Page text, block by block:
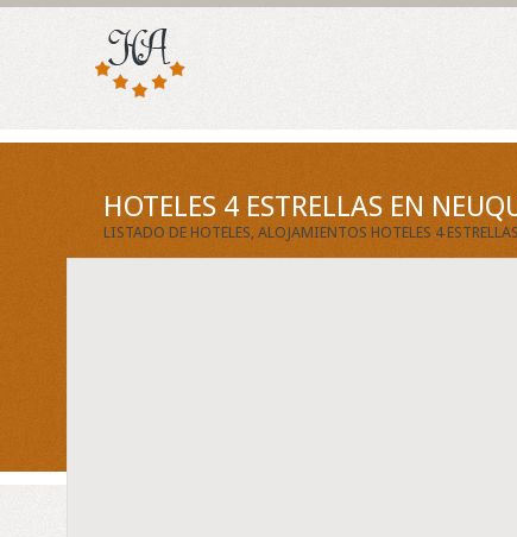
HOTELES 4 ESTRELLAS EN
LISTADO DE HOTELES, ALOJAMIENTOS HOTELES 4